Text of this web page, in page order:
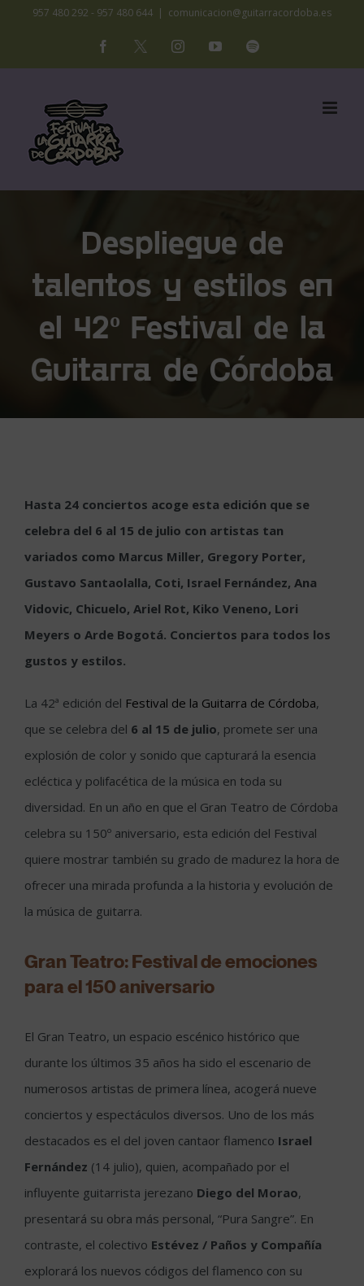
contenido
957 480 292 - 957 480 644 | comunicacion@guitarracordoba.es
Facebook
X InstagramYouTubeSpotify
Despliegue de
talentos y estilos en
el 42º Festival de la
Guitarra de Córdoba
Hasta 24 conciertos acoge esta edición que se
celebra del 6 al 15 de julio con artistas tan
variados como Marcus Miller, Gregory Porter,
Gustavo Santaolalla, Coti, Israel Fernández, Ana
Vidovic, Chicuelo, Ariel Rot, Kiko Veneno, Lori
Meyers o Arde Bogotá. Conciertos para todos los
gustos y estilos.
La 42ª edición del Festival de la Guitarra de Córdoba,
que se celebra del 6 al 15 de julio, promete ser una
explosión de color y sonido que capturará la esencia
ecléctica y polifacética de la música en toda su
diversidad. En un año en que el Gran Teatro de Córdoba
celebra su 150º aniversario, esta edición del Festival
quiere mostrar también su grado de madurez la hora de
ofrecer una mirada profunda a la historia y evolución de
la música de guitarra.
Gran Teatro: Festival de emociones
para el 150 aniversario
El Gran Teatro, un espacio escénico histórico que
durante los últimos 35 años ha sido el escenario de
numerosos artistas de primera línea, acogerá nueve
conciertos y espectáculos diversos. Uno de los más
destacados es el del joven cantaor flamenco Israel
Fernández (14 julio), quien, acompañado por el
influyente guitarrista jerezano Diego del Morao,
presentará su obra más personal, “Pura Sangre”. En
contraste, el colectivo Estévez / Paños y Compañía
explorará los nuevos códigos del flamenco con su